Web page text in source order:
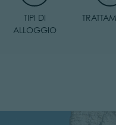
TIPI DI
ALLOGGIO